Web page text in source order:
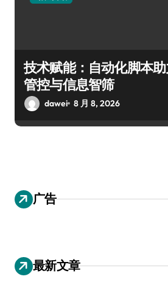
技术赋能：自动化脚本
管控与信息智筛
dawei 8 月 8, 2026
广告
最新文章